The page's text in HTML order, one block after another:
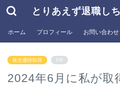
とりあえず退職し
ホーム プロフィール お問い合わせ
株主優待取得 PR
2024年6月に私が取